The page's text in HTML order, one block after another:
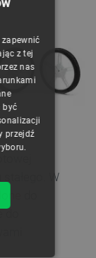
W
CZECH
ENGLISH
GERMAN
z tej
nas
być
przejdź